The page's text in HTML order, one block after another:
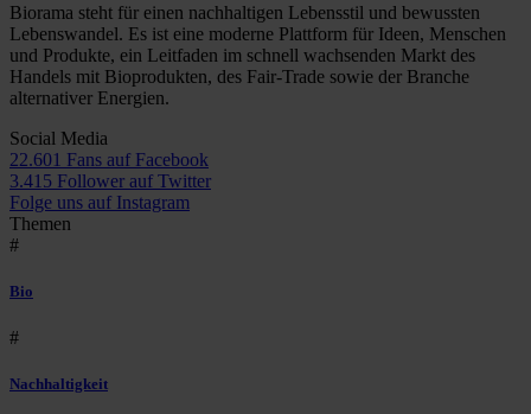
Biorama steht für einen nachhaltigen Lebensstil und bewussten
Lebenswandel. Es ist eine moderne Plattform für Ideen, Menschen
und Produkte, ein Leitfaden im schnell wachsenden Markt des
Handels mit Bioprodukten, des Fair-Trade sowie der Branche
alternativer Energien.
Social Media
22.601 Fans auf Facebook
3.415 Follower auf Twitter
Folge uns auf Instagram
Themen
#
Bio
#
Nachhaltigkeit